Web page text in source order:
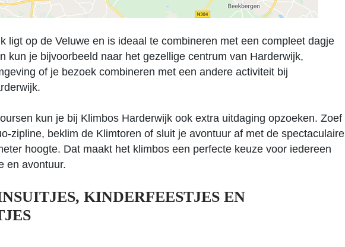
ligt op de Veluwe en is ideaal te combineren met een compleet dagje
kun je bijvoorbeeld naar het gezellige centrum van Harderwijk,
of je bezoek combineren met een andere activiteit bij
kun je bij Klimbos Harderwijk ook extra uitdaging opzoeken. Zoef
zipline, beklim de Klimtoren of sluit je avontuur af met de spectaculaire
hoogte. Dat maakt het klimbos een perfecte keuze voor iedereen
en avontuur.
KINDERFEESTJES EN